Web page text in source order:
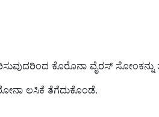
ಕೊರೊನಾ ವೈರಸ್
ಲಸಿಕೆ ತೆಗೆದುಕೊಂಡೆ.